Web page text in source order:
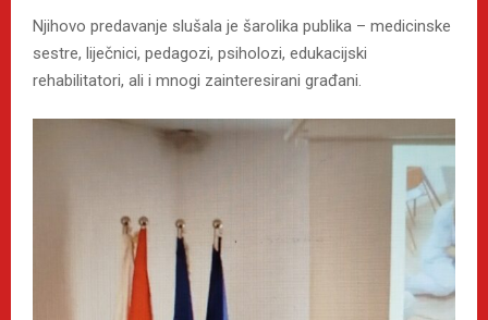
Njihovo predavanje slušala je šarolika publika – medicinske
sestre, liječnici, pedagozi, psiholozi, edukacijski
rehabilitatori, ali i mnogi zainteresirani građani.